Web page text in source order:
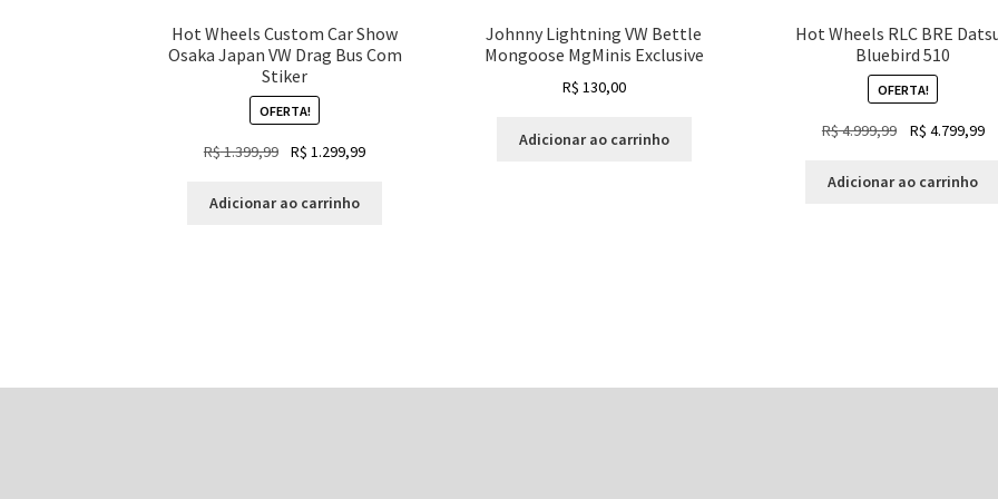
Hot Wheels Custom Car Show
Osaka Japan VW Drag Bus Com
Stiker
OFERTA!
R$1.399,99
O
original
R$ 1.299,99O
Adicionar ao carrinho
Johnny Lightning VW Bettle
Mongoose MgMinis Exclusive
R$ 130,00
Adicionar ao carrinho
Hot Wheels RLC BRE
Bluebird 510
OFERTA!
R$4.999,99
original
R$ 4.799,99O
Adicionar ao carrinho